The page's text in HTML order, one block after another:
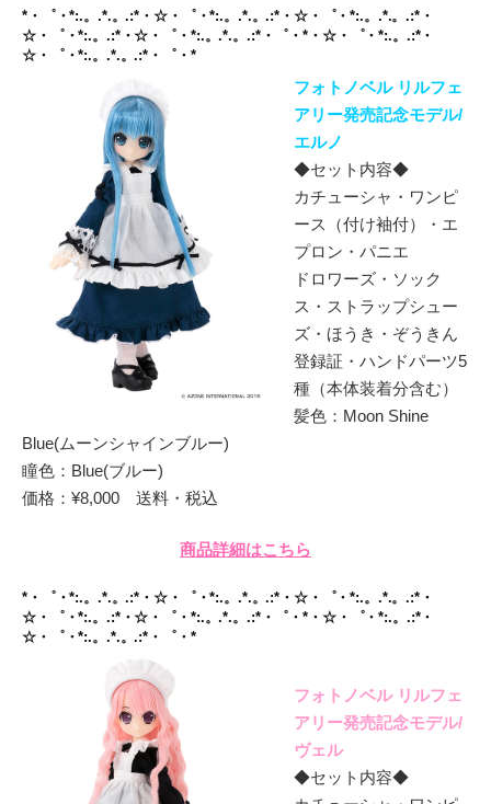
*・゜・*:.。.*.。.:*・☆・゜・*:.。.*.。.:*・☆・゜・*:.。.*.。.:*・
☆・゜・*:.。.:*・☆・゜・*:.。.*.。.:*・゜・*・☆・゜・*:.。.:*・
☆・゜・*:.。.*.。.:*・゜・*
フォトノベル リルフェ
アリー発売記念モデル/
エルノ
◆セット内容◆
カチューシャ・ワンピ
ース（付け袖付）・エ
プロン・パニエ
ドロワーズ・ソック
ス・ストラップシュー
ズ・ほうき・ぞうきん
登録証・ハンドパーツ5
種（本体装着分含む）
髪色：Moon Shine
Blue(ムーンシャインブルー)
瞳色：Blue(ブルー)
価格：¥8,000 送料・税込
商品詳細はこちら
*・゜・*:.。.*.。.:*・☆・゜・*:.。.*.。.:*・☆・゜・*:.。.*.。.:*・
☆・゜・*:.。.:*・☆・゜・*:.。.*.。.:*・゜・*・☆・゜・*:.。.:*・
☆・゜・*:.。.*.。.:*・゜・*
フォトノベル リルフェ
アリー発売記念モデル/
ヴェル
◆セット内容◆